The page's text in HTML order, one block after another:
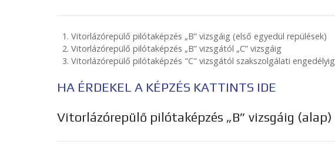
Vitorlázórepülő pilótaképzés „B” vizsgáig (első egyedül repülések)
Vitorlázórepülő pilótaképzés „B” vizsgától „C” vizsgáig
Vitorlázórepülő pilótaképzés "C" vizsgától szakszolgálati engedélyig
HA ÉRDEKEL A KÉPZÉS KATTINTS IDE
Vitorlázórepülő pilótaképzés „B” vizsgáig (alap)